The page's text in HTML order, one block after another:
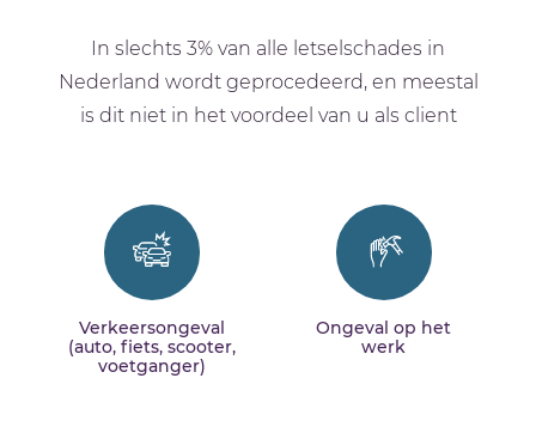
In slechts 3% van alle letselschades in
Nederland wordt geprocedeerd, en meestal
is dit niet in het voordeel van u als client
Verkeersongeval
(auto, fiets, scooter,
voetganger)
Ongeval op het
werk